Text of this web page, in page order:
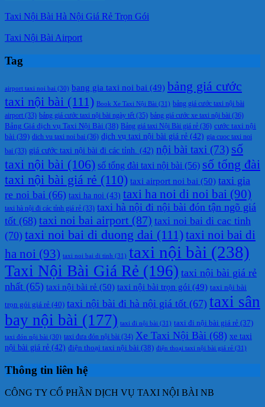
Taxi Nội Bài Hà Nội Giá Rẻ Trọn Gói
Taxi Nội Bài Airport
Tag
airport taxi noi bai (30) bang gia taxi noi bai (49) bảng giá cước
taxi nội bài (111) Book Xe Taxi Nội Bài (31) bảng giá cước taxi nội bài
airport (33) bảng giá cước taxi nội bài ngày tết (35) bảng giá cước xe taxi nội bài (36)
Bảng Giá dịch vụ Taxi Nội Bài (38) Bảng giá taxi Nội Bài giá rẻ (36) cước taxi nội
bài (39) dich vu taxi noi bai (36) dịch vụ taxi nội bài giá rẻ (42) gia cuoc taxi noi
bai (33) giá cước taxi nội bài đi các tỉnh. (42) nội bài taxi (73) số
taxi nội bài (106) số tổng đài taxi nội bài (56) số tổng đài
taxi nội bài giá rẻ (110) taxi airport noi bai (50) taxi gia
re noi bai (66) taxi ha noi (43) taxi ha noi di noi bai (90)
taxi hà nội đi các tỉnh giá rẻ (33) taxi hà nội đi nội bài đón tận ngõ giá
tốt (68) taxi noi bai airport (87) taxi noi bai di cac tinh
(70) taxi noi bai di duong dai (111)taxi noi bai di
ha noi (93) taxi noi bai di tinh (31) taxi nội bài (238)
Taxi Nội Bài Giá Rẻ (196) taxi nội bài giá rẻ
nhất (65) taxi nội bài rẻ (50) taxi nội bài trọn gói (49) taxi nội bài
trọn gói giá rẻ (40) taxi nội bài đi hà nội giá tốt (67) taxi sân
bay nội bài (177) taxi đi nội bài (31) taxi đi nội bài giá rẻ (37)
taxi đón nội bài (30) taxi đưa đón nội bài (34) Xe Taxi Nội Bài (68) xe taxi
nội bài giá rẻ (42) điện thoại taxi nội bài (38) điện thoại taxi nội bài giá rẻ (31)
Thông tin liên hệ
CÔNG TY CỔ PHẦN DỊCH VỤ TAXI NỘI BÀI NB